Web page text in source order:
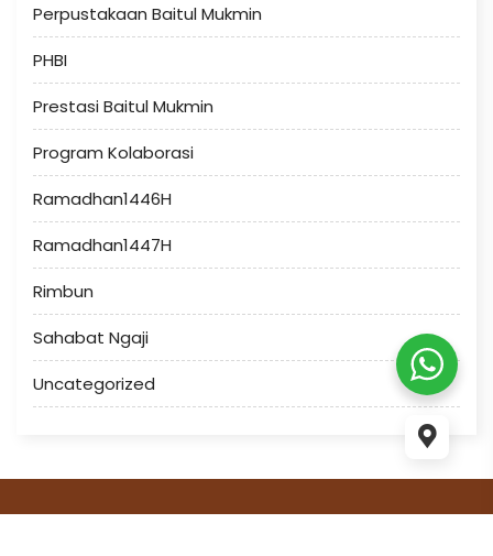
Perpustakaan Baitul Mukmin
PHBI
Prestasi Baitul Mukmin
Program Kolaborasi
Ramadhan1446H
Ramadhan1447H
Rimbun
Sahabat Ngaji
Uncategorized